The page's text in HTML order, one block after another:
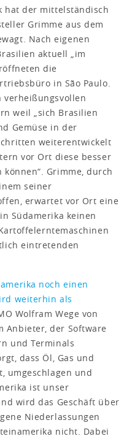
hat der mittelständisch
Grimme aus dem
Nach eigenen
aktuell „im
die
in São Paulo.
verheißungsvollen
weil „sich Brasilien
Gemüse in der
weiterentwickelt
vor Ort diese besser
Grimme, durch
seiner
erwartet vor Ort eine
Südamerika keinen
eintretenden
noch einen
weiterhin als
Wolfram Wege von
Anbieter, der Software
und Terminals
dass Öl, Gas und
umgeschlagen und
ist unser
wird das Geschäft über
Niederlassungen
nicht. Dabei